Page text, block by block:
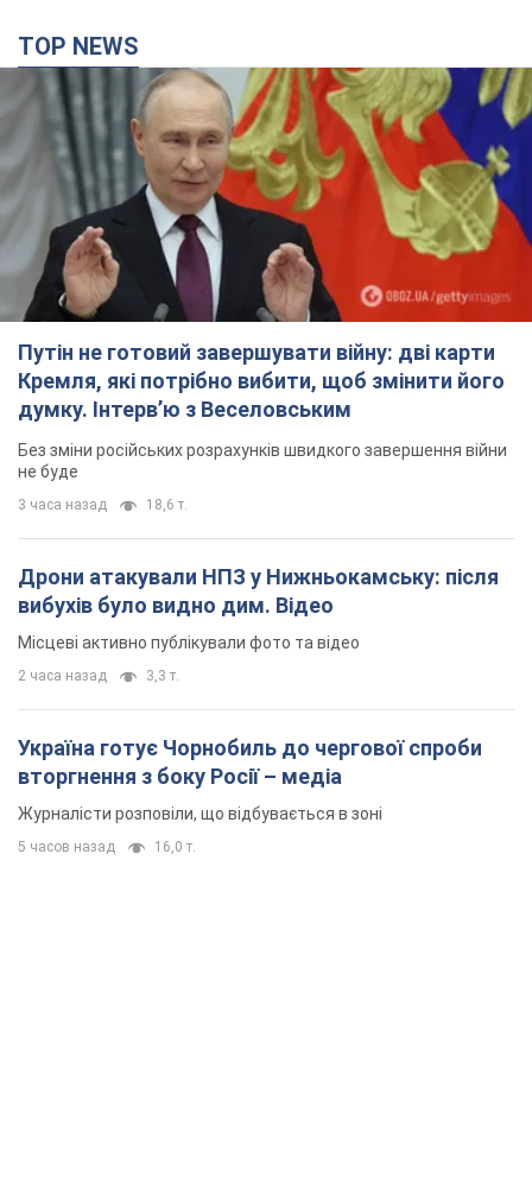
TOP NEWS
Путін не готовий завершувати війну: дві карти
Кремля, які потрібно вибити, щоб змінити його
думку. Інтерв’ю з Веселовським
Без зміни російських розрахунків швидкого завершення війни
не буде
3 часа назад 18,6 т.
Дрони атакували НПЗ у Нижньокамську: після
вибухів було видно дим. Відео
Місцеві активно публікували фото та відео
2 часа назад 3,3 т.
Україна готує Чорнобиль до чергової спроби
вторгнення з боку Росії – медіа
Журналісти розповіли, що відбувається в зоні
5 часов назад 16,0 т.